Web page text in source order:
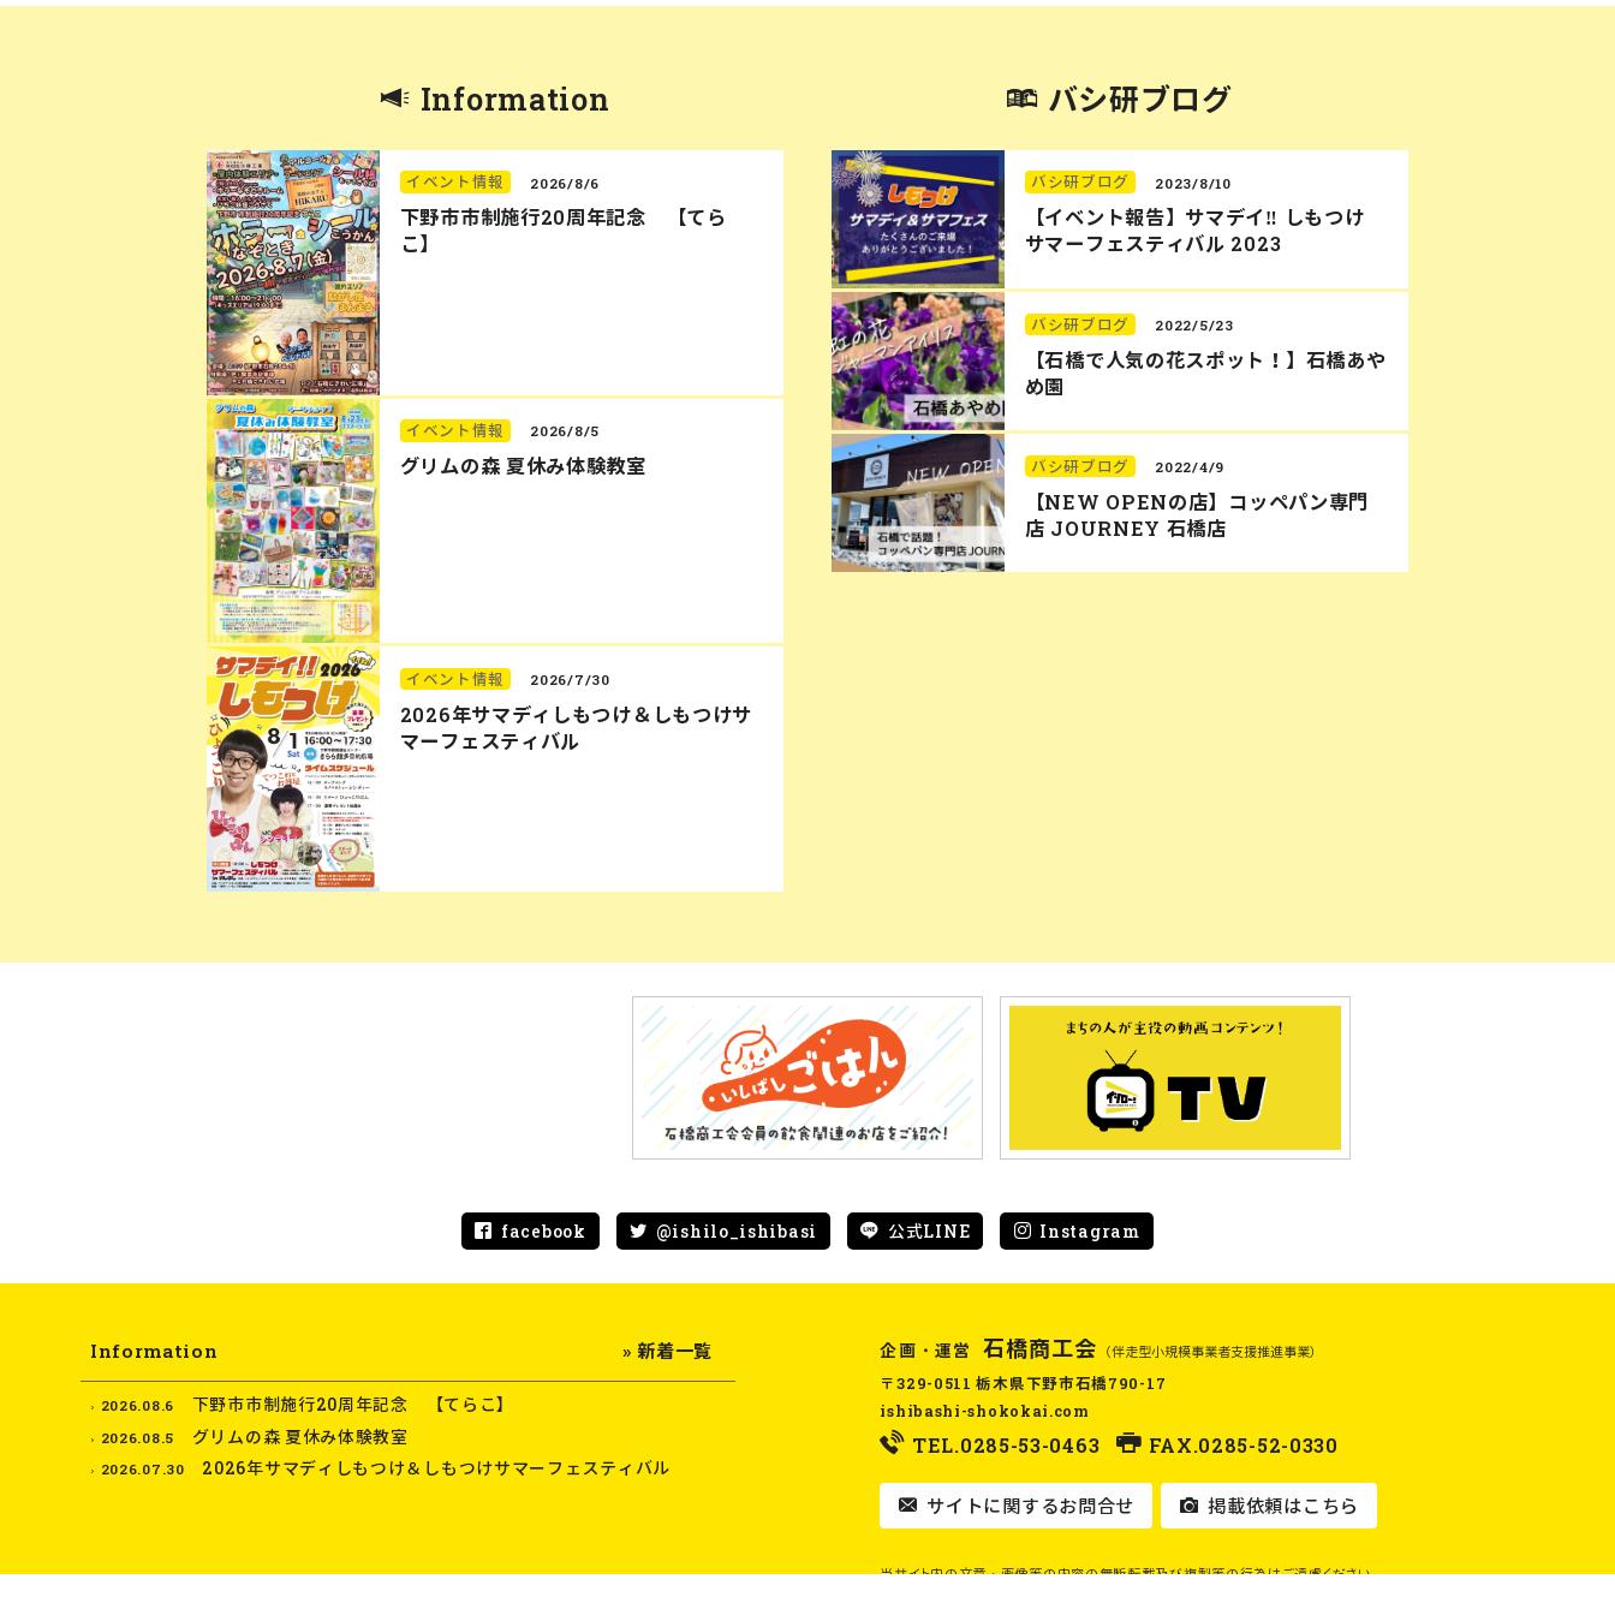
Information
イベント情報 2026/8/6
下野市市制施行20周年記念 【てら
こ】
イベント情報 2026/8/5
グリムの森 夏休み体験教室
イベント情報 2026/7/30
2026年サマディしもつけ＆しもつけサ
マーフェスティバル
バシ研ブログ
バシ研ブログ 2023/8/10
【イベント報告】サマデイ‼︎ しもつけ
サマーフェスティバル 2023
バシ研ブログ 2022/5/23
【石橋で人気の花スポット！】石橋あや
め園
バシ研ブログ 2022/4/9
【NEW OPENの店】コッペパン専門
店 JOURNEY 石橋店
facebook @ishilo_ishibasi 公式LINE Instagram
Information » 新着一覧
2026.08.6 下野市市制施行20周年記念 【てらこ】
2026.08.5 グリムの森 夏休み体験教室
2026.07.30 2026年サマディしもつけ＆しもつけサマーフェスティバル
企画・運営 石橋商工会 （伴走型小規模事業者支援推進事業）
〒329-0511 栃木県下野市石橋790-17
ishibashi-shokokai.com
TEL.0285-53-0463 FAX.0285-52-0330
サイトに関するお問合せ 掲載依頼はこちら
当サイト内の文章・画像等の内容の無断転載及び複製等の行為はご遠慮ください。